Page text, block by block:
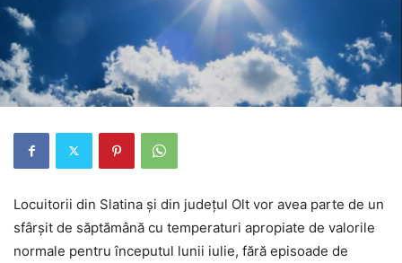
Locuitorii din Slatina și din județul Olt vor avea parte de un
sfârșit de săptămână cu temperaturi apropiate de valorile
normale pentru începutul lunii iulie, fără episoade de